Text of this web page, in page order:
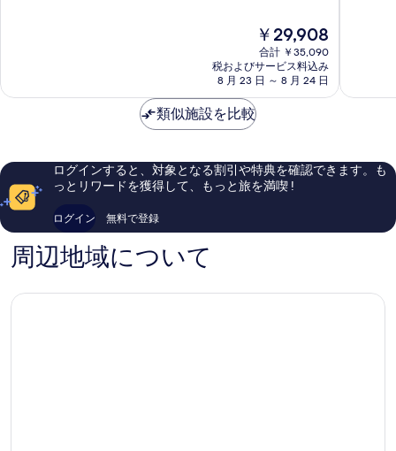
ル
ナ
ポ
リ
シ
テ
ィ
セ
タ
ー
良
ミ
1,433
件
件
の
口
コ
現
在
の
料
金
は
￥29,908
￥29,908
合計 ￥35,090
税およびサービス料込み
8 月 23 日 ～ 8 月 24 日
ル
ス
イ
テ
素
い、
口
200
口
類似施設を比較
ログインすると、対象となる割引や特典を確認できます。も
っとリワードを獲得して、もっと旅を満喫 !
ログイン 無料で登録
周辺地域について